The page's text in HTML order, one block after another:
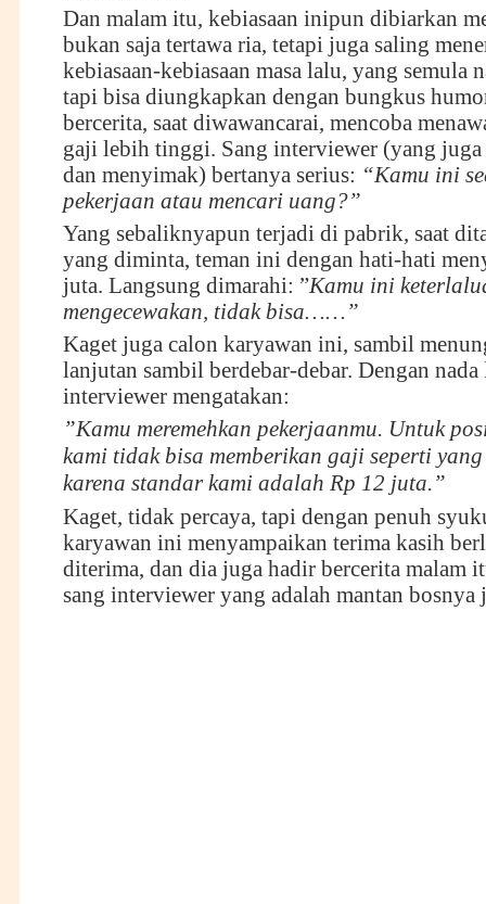
Dan malam itu, kebiasaan inipun dibiarkan
bukan saja tertawa ria, tetapi juga saling
kebiasaan-kebiasaan masa lalu, yang semula
tapi bisa diungkapkan dengan bungkus
bercerita, saat diwawancarai, mencoba
gaji lebih tinggi. Sang interviewer (yang
dan menyimak) bertanya serius: “Kamu ini
pekerjaan atau mencari uang?”
Yang sebaliknyapun terjadi di pabrik, saat
yang diminta, teman ini dengan hati-hati
juta. Langsung dimarahi: ”Kamu ini
mengecewakan, tidak bisa……”
Kaget juga calon karyawan ini, sambil
lanjutan sambil berdebar-debar. Dengan
interviewer mengatakan:
”Kamu meremehkan pekerjaanmu. Untuk
kami tidak bisa memberikan gaji seperti
karena standar kami adalah Rp 12 juta.”
Kaget, tidak percaya, tapi dengan penuh
karyawan ini menyampaikan terima kasih
diterima, dan dia juga hadir bercerita malam
sang interviewer yang adalah mantan bosnya